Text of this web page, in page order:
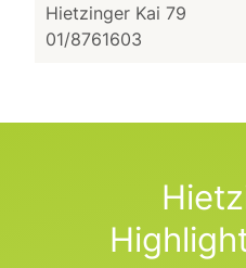
Hietzinger Kai 79
01/8761603